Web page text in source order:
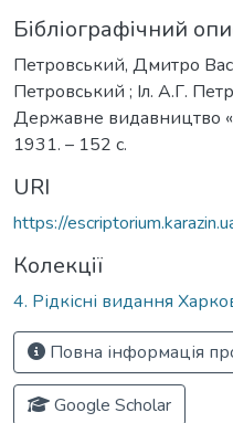
Бібліографічний
Петровський, Дмитро
Петровський ; Іл. А.Г.
Державне видавництво
1931. – 152 с.
URI
https://
Колекції
4. Рідкісні видання
Повна інформація
Google Scholar